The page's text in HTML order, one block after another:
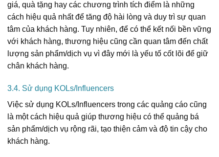
giá, quà tặng hay các chương trình tích điểm là những
cách hiệu quả nhất để tăng độ hài lòng và duy trì sự quan
tâm của khách hàng. Tuy nhiên, để có thể kết nối bền vững
với khách hàng, thương hiệu cũng cần quan tâm đến chất
lượng sản phẩm/dịch vụ vì đây mới là yếu tố cốt lõi để giữ
chân khách hàng.
3.4. Sử dụng KOLs/Influencers
Việc sử dụng KOLs/Influencers trong các quảng cáo cũng
là một cách hiệu quả giúp thương hiệu có thể quảng bá
sản phẩm/dịch vụ rộng rãi, tạo thiện cảm và độ tin cậy cho
khách hàng.